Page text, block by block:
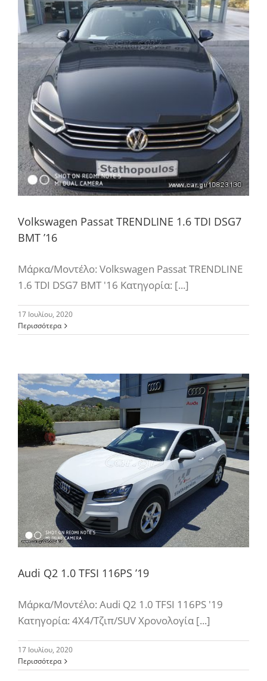
Volkswagen Passat TRENDLINE 1.6 ΤDI DSG7
BMT ’16
Μάρκα/Μοντέλο: Volkswagen Passat TRENDLINE
1.6 ΤDI DSG7 BMT '16 Κατηγορία: [...]
17 Ιουλίου, 2020
Περισσότερα
Audi Q2 1.0 TFSI 116PS ’19
Μάρκα/Μοντέλο: Audi Q2 1.0 TFSI 116PS '19
Κατηγορία: 4Χ4/Τζιπ/SUV Χρονολογία [...]
17 Ιουλίου, 2020
Περισσότερα